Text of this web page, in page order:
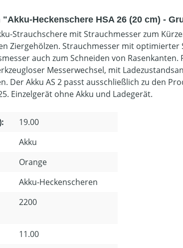
Heckenschere HSA 26 (20 cm) -
Strauchschere mit Strauchmesser zum
Ziergehölzen. Strauchmesser mit optimierter
auch zum Schneiden von
Messerwechsel, mit
Der Akku AS 2 passt ausschließlich zu den
Einzelgerät ohne Akku und Ladegerät.
19.00
Akku
Orange
Akku-Heckenscheren
2200
11.00